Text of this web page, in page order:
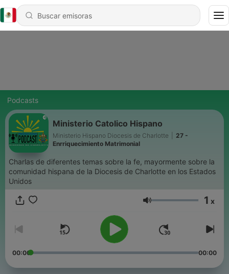
Podcasts
Ministerio Catolico Hispano
Ministerio Hispano Diocesis de Charlotte
27 -
Enrriquecimiento Matrimonial
Charlas de diferentes temas sobre la fe, mayormente sobre la
comunidad hispana de la Diocesis de Charlotte en los Estados
Unidos
Volumen 1 x
00:00 00:00